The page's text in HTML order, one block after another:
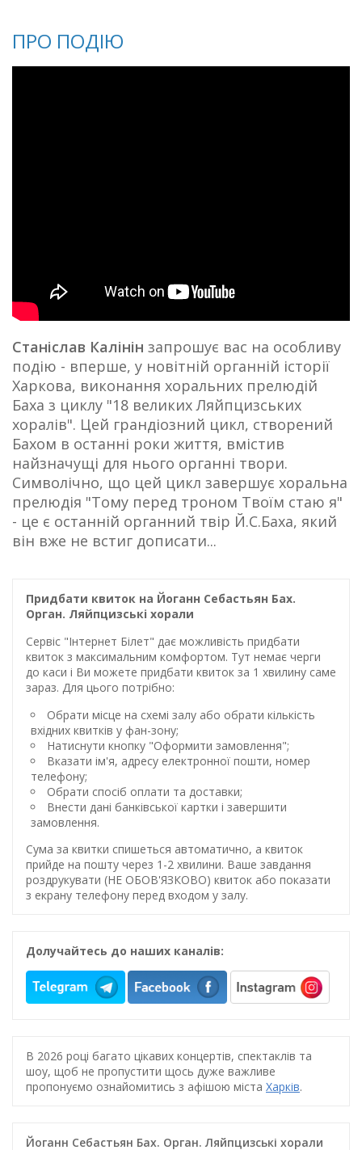
ПРО ПОДІЮ
Станіслав Калінін запрошує вас на особливу
подію - вперше, у новітній органній історії
Харкова, виконання хоральних прелюдій
Баха з циклу "18 великих Ляйпцизських
хоралів". Цей грандіозний цикл, створений
Бахом в останні роки життя, вмістив
найзначущі для нього органні твори.
Символічно, що цей цикл завершує хоральна
прелюдія "Тому перед троном Твоїм стаю я"
- це є останній органний твір Й.С.Баха, який
він вже не встиг дописати...
Придбати квиток на Йоганн Себастьян Бах.
Орган. Ляйпцизські хорали
Сервіс "Інтернет Білет" дає можливість придбати
квиток з максимальним комфортом. Тут немає черги
до каси і Ви можете придбати квиток за 1 хвилину саме
зараз. Для цього потрібно:
Обрати місце на схемі залу або обрати кількість
вхідних квитків у фан-зону;
Натиснути кнопку "Оформити замовлення";
Вказати ім'я, адресу електронної пошти, номер
телефону;
Обрати спосіб оплати та доставки;
Внести дані банківської картки і завершити
замовлення.
Сума за квитки спишеться автоматично, а квиток
прийде на пошту через 1-2 хвилини. Ваше завдання
роздрукувати (НЕ ОБОВ'ЯЗКОВО) квиток або показати
з екрану телефону перед входом у залу.
Долучайтесь до наших каналів:
В 2026 році багато цікавих концертів, спектаклів та
шоу, щоб не пропустити щось дуже важливе
пропонуємо ознайомитись з афішою міста Харків.
Йоганн Себастьян Бах. Орган. Ляйпцизські хорали